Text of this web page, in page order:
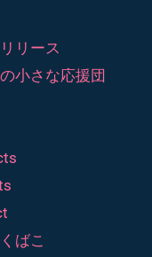
リース
小さな応援団
ばこ